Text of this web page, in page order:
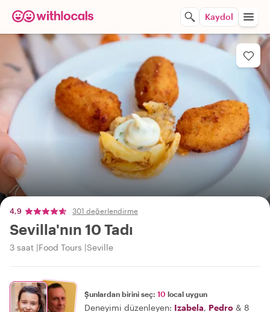
Kaydol
4,9 301 değerlendirme
Sevilla'nın 10 Tadı
3 saat Food Tours Seville
Şunlardan birini seç: 10 local uygun
Deneyimi düzenleyen: Izabela, Pedro & 8